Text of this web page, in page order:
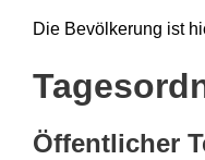
Die Bevölkerung ist
Öffentlicher